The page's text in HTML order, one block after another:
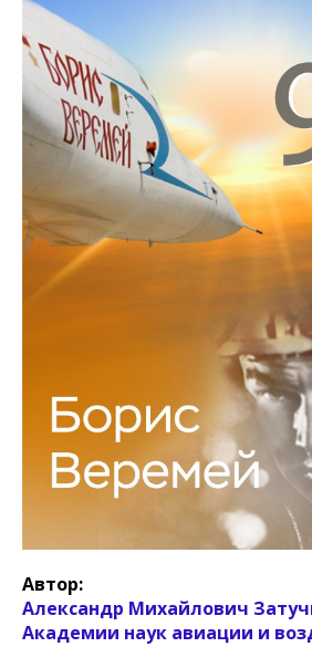
Автор:
Александр Михайлович
Академии наук авиации и